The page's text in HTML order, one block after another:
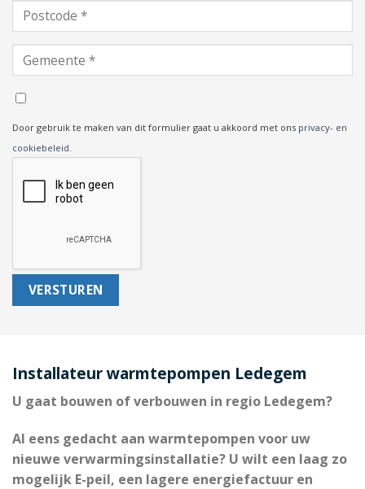
Door gebruik te maken van dit formulier gaat u akkoord met ons privacy- en
cookiebeleid
Installateur warmtepompen Ledegem
U gaat bouwen of verbouwen in regio Ledegem?
Al eens gedacht aan warmtepompen voor uw
nieuwe verwarmingsinstallatie? U wilt een laag zo
mogelijk E-peil, een lagere energiefactuur en